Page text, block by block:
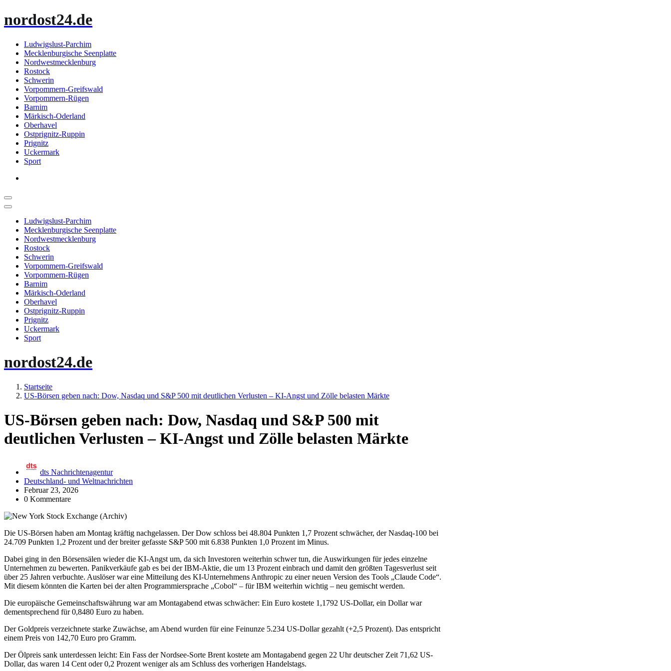
Inhalt
nordost24.de
Ludwigslust-Parchim
Mecklenburgische Seenplatte
Nordwestmecklenburg
Rostock
Schwerin
Vorpommern-Greifswald
Vorpommern-Rügen
Barnim
Märkisch-Oderland
Oberhavel
Ostprignitz-Ruppin
Prignitz
Uckermark
Sport
Ludwigslust-Parchim
Mecklenburgische Seenplatte
Nordwestmecklenburg
Rostock
Schwerin
Vorpommern-Greifswald
Vorpommern-Rügen
Barnim
Märkisch-Oderland
Oberhavel
Ostprignitz-Ruppin
Prignitz
Uckermark
Sport
nordost24.de
Startseite
US-Börsen geben nach: Dow, Nasdaq und S&P 500 mit deutlichen Verlusten – KI-Angst und Zölle belasten Märkte
US-Börsen geben nach: Dow, Nasdaq und S&P 500 mit
deutlichen Verlusten – KI-Angst und Zölle belasten Märkte
dts Nachrichtenagentur
Deutschland- und Weltnachrichten
Februar 23, 2026
0 Kommentare
Die US-Börsen haben am Montag kräftig nachgelassen. Der Dow schloss bei 48.804 Punkten 1,7 Prozent schwächer, der Nasdaq-100 bei
24.709 Punkten 1,2 Prozent und der breiter gefasste S&P 500 mit 6.838 Punkten 1,0 Prozent im Minus.
Dabei ging in den Börsensälen wieder die KI-Angst um, da sich Investoren weiterhin schwer tun, die Auswirkungen für jedes einzelne
Unternehmen zu bewerten. Panikverkäufe gab es bei der IBM-Aktie, die um 13 Prozent einbrach und damit den größten Tagesverlust seit
über 25 Jahren verbuchte. Auslöser war eine Mitteilung des KI-Unternehmens Anthropic zu einer neuen Version des Tools „Claude Code“.
Mit diesem könnten die Karten bei der alten Programmiersprache „Cobol“ – für IBM weiterhin wichtig – neu gemischt werden.
Die europäische Gemeinschaftswährung war am Montagabend etwas schwächer: Ein Euro kostete 1,1792 US-Dollar, ein Dollar war
dementsprechend für 0,8480 Euro zu haben.
Der Goldpreis verzeichnete starke Zuwächse, am Abend wurden für eine Feinunze 5.234 US-Dollar gezahlt (+2,5 Prozent). Das entspricht
einem Preis von 142,70 Euro pro Gramm.
Der Ölpreis sank unterdessen leicht: Ein Fass der Nordsee-Sorte Brent kostete am Montagabend gegen 22 Uhr deutscher Zeit 71,62 US-
Dollar, das waren 14 Cent oder 0,2 Prozent weniger als am Schluss des vorherigen Handelstags.